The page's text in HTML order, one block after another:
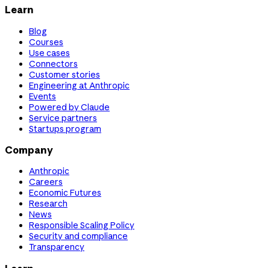
Learn
Blog
Courses
Use cases
Connectors
Customer stories
Engineering at Anthropic
Events
Powered by Claude
Service partners
Startups program
Company
Anthropic
Careers
Economic Futures
Research
News
Responsible Scaling Policy
Security and compliance
Transparency